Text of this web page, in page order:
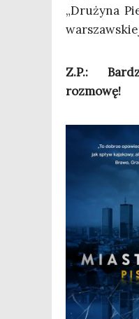
„Dru­ży­na
Z.P.:
rozmowę!